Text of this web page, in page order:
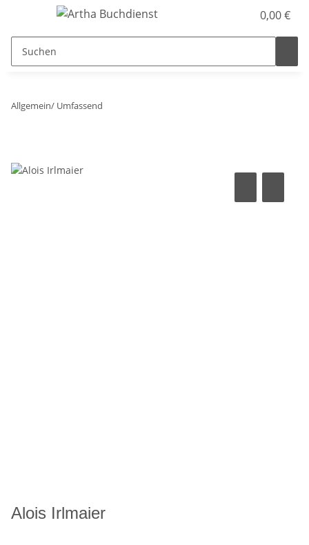
0,00 €
Allgemein/ Umfassend
Alois Irlmaier